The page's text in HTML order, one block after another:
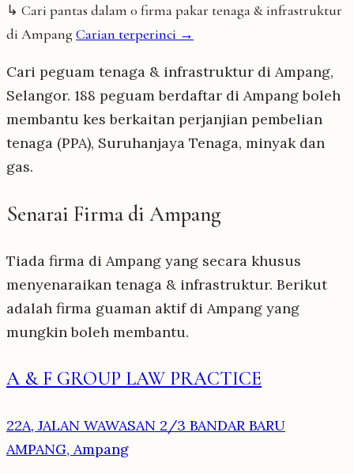
↳ Cari pantas dalam 0 firma pakar tenaga & infrastruktur
di AmpangCarian terperinci →
Cari peguam tenaga & infrastruktur di Ampang,
Selangor. 188 peguam berdaftar di Ampang boleh
membantu kes berkaitan perjanjian pembelian
tenaga (PPA), Suruhanjaya Tenaga, minyak dan
gas.
Senarai Firma di Ampang
Tiada firma di Ampang yang secara khusus
menyenaraikan tenaga & infrastruktur. Berikut
adalah firma guaman aktif di Ampang yang
mungkin boleh membantu.
A & F GROUP LAW PRACTICE
22A, JALAN WAWASAN 2/3 BANDAR BARU
AMPANG, Ampang